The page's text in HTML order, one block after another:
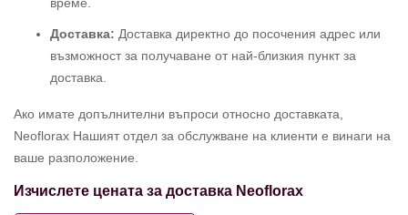
Доставка: Доставка директно до посочения адрес или
възможност за получаване от най-близкия пункт за
доставка.
Ако имате допълнителни въпроси относно доставката,
Neoflorax Нашият отдел за обслужване на клиенти е винаги на
ваше разположение.
Изчислете цената за доставка Neoflorax